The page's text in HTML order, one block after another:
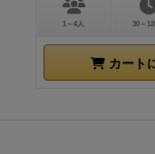
1～4人 30～
カート